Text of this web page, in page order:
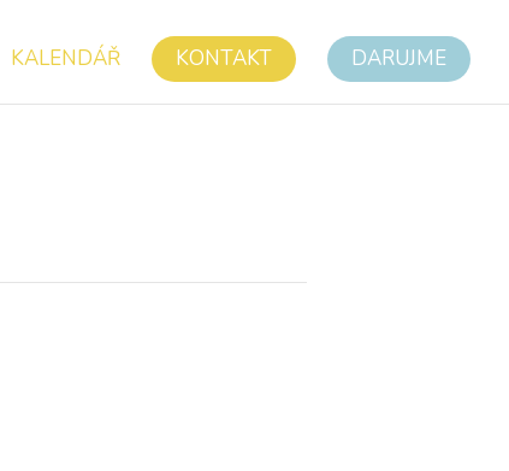
KALENDÁŘ KONTAKT DARUJME